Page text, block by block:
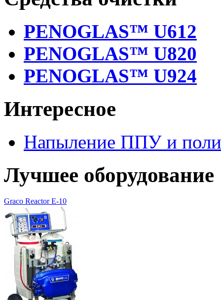
PENOGLAS™ U612
PENOGLAS™ U820
PENOGLAS™ U924
Интересное
Напыление ППУ и
Лучшее оборудование
Graco Reactor E-10